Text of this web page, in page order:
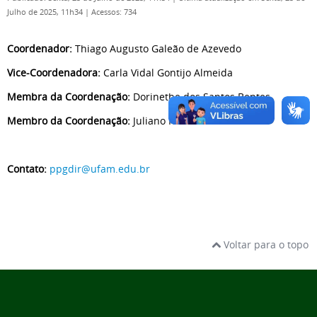
Julho de 2025, 11h34 | Acessos: 734
Coordenador: Thiago Augusto Galeão de Azevedo
Vice-Coordenadora: Carla Vidal Gontijo Almeida
Membra da Coordenação: Dorinethe dos Santos Bentes
Membro da Coordenação: Juliano Ralo Monteiro
Contato: ppgdir@ufam.edu.br
Voltar para o topo